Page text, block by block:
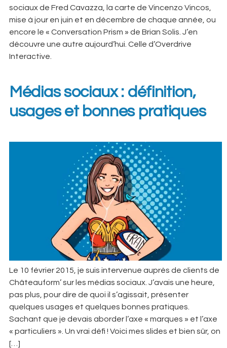
sociaux de Fred Cavazza, la carte de Vincenzo Vincos,
mise à jour en juin et en décembre de chaque année, ou
encore le « Conversation Prism » de Brian Solis. J’en
découvre une autre aujourd’hui. Celle d’Overdrive
Interactive.
Médias sociaux : définition,
usages et bonnes pratiques
Le 10 février 2015, je suis intervenue auprès de clients de
Châteauform’ sur les médias sociaux. J’avais une heure,
pas plus, pour dire de quoi il s’agissait, présenter
quelques usages et quelques bonnes pratiques.
Sachant que je devais aborder l’axe « marques » et l’axe
« particuliers ». Un vrai défi ! Voici mes slides et bien sûr, on
[…]